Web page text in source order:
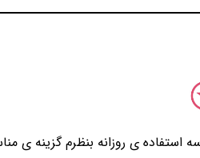
ی روزانه بنظرم گزینه ی